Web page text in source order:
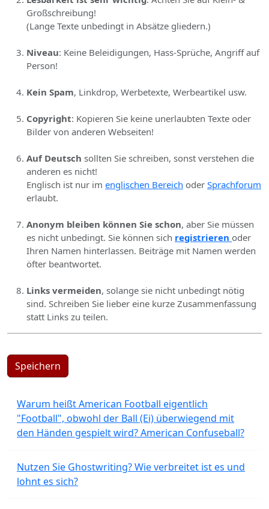
Großschreibung!
(Lange Texte unbedingt in Absätze gliedern.)
Niveau: Keine Beleidigungen, Hass-Sprüche, Angriff auf
Person!
Kein Spam, Linkdrop, Werbetexte, Werbeartikel usw.
Copyright: Kopieren Sie keine unerlaubten Texte oder
Bilder von anderen Webseiten!
Auf Deutsch sollten Sie schreiben, sonst verstehen die
anderen es nicht!
Englisch ist nur im englischen Bereich oder Sprachforum
erlaubt.
Anonym bleiben können Sie schon, aber Sie müssen
es nicht unbedingt. Sie können sich registrieren oder
Ihren Namen hinterlassen. Beiträge mit Namen werden
öfter beantwortet.
Links vermeiden, solange sie nicht unbedingt nötig
sind. Schreiben Sie lieber eine kurze Zusammenfassung
statt Links zu teilen.
Speichern
Warum heißt American Football eigentlich
"Football", obwohl der Ball (Ei) überwiegend mit
den Händen gespielt wird? American Confuseball?
Nutzen Sie Ghostwriting? Wie verbreitet ist es und
lohnt es sich?